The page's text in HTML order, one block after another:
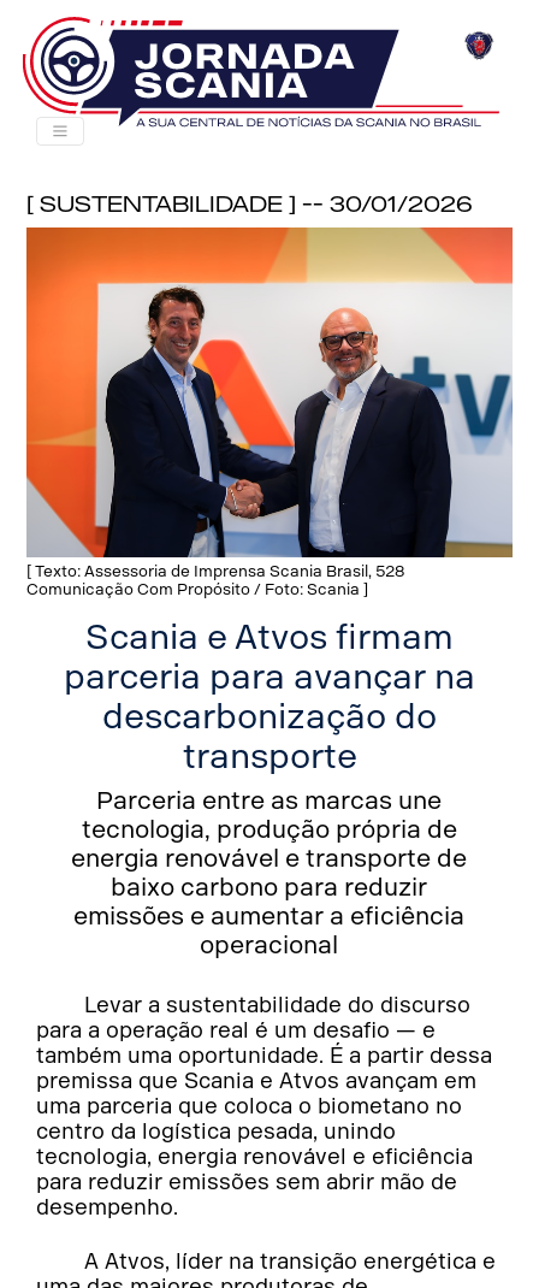
[ Sustentabilidade ] -- 30/01/2026
[ Texto: Assessoria de Imprensa Scania Brasil, 528
Comunicação Com Propósito / Foto: Scania ]
Scania e Atvos firmam
parceria para avançar na
descarbonização do
transporte
Parceria entre as marcas une
tecnologia, produção própria de
energia renovável e transporte de
baixo carbono para reduzir
emissões e aumentar a eficiência
operacional
Levar a sustentabilidade do discurso
para a operação real é um desafio — e
também uma oportunidade. É a partir dessa
premissa que Scania e Atvos avançam em
uma parceria que coloca o biometano no
centro da logística pesada, unindo
tecnologia, energia renovável e eficiência
para reduzir emissões sem abrir mão de
desempenho.
A Atvos, líder na transição energética e